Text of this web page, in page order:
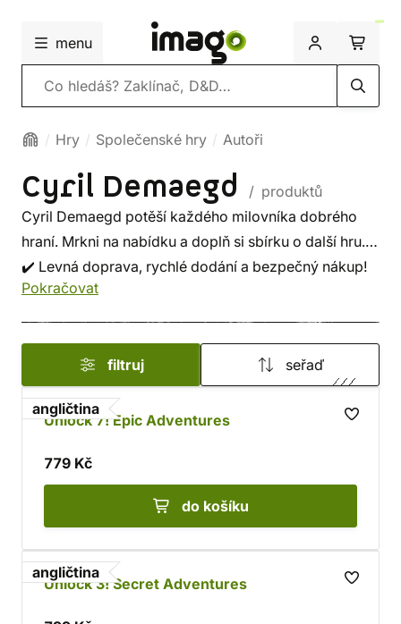
menu
Vyhledávání
Hry Společenské hry Autoři
Cyril Demaegd
/ produktů
Cyril Demaegd potěší každého milovníka dobrého
hraní. Mrkni na nabídku a doplň si sbírku o další hru.
✔️ Levná doprava, rychlé dodání a bezpečný nákup!
Pokračovat
filtruj seřaď
angličtina
Unlock 7! Epic Adventures
779 Kč
do košíku
angličtina
Unlock 3! Secret Adventures